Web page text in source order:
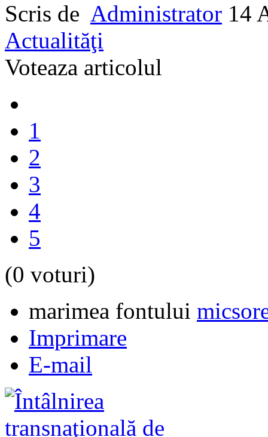
Scris de Administrator 14
Actualităţi
Voteaza articolul
1
2
3
4
5
(0 voturi)
marimea fontului
Imprimare
E-mail